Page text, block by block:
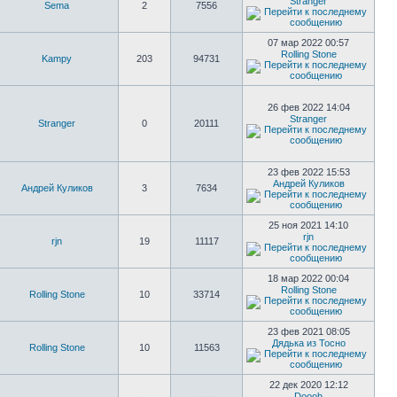
Sema 2 7556
Kampy 203 94731
07 мар 2022 00:57
Rolling Stone
Stranger 0 20111
26 фев 2022 14:04
Stranger
Андрей Куликов 3 7634
23 фев 2022 15:53
Андрей Куликов
rjn 19 11117
25 ноя 2021 14:10
rjn
Rolling Stone 10 33714
18 мар 2022 00:04
Rolling Stone
Rolling Stone 10 11563
23 фев 2021 08:05
Дядька из Тосно
22 дек 2020 12:12